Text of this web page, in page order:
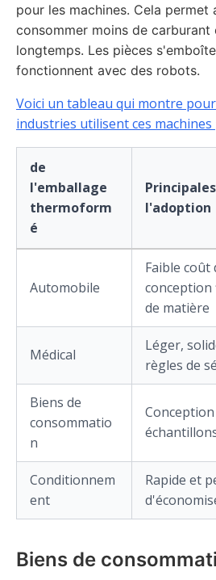
pour les machines. Cela permet
consommer moins de carburant
longtemps. Les pièces
fonctionnent avec des robots.
Voici un tableau qui montre
industries utilisent ces machines
de
l'emballage
thermoform
é
l'adoption
Automobile
Faible coût
conception
de matière
Médical
Léger,
règles de
Biens de
consommatio
n
Conditionnem
ent
Rapide et
Biens de